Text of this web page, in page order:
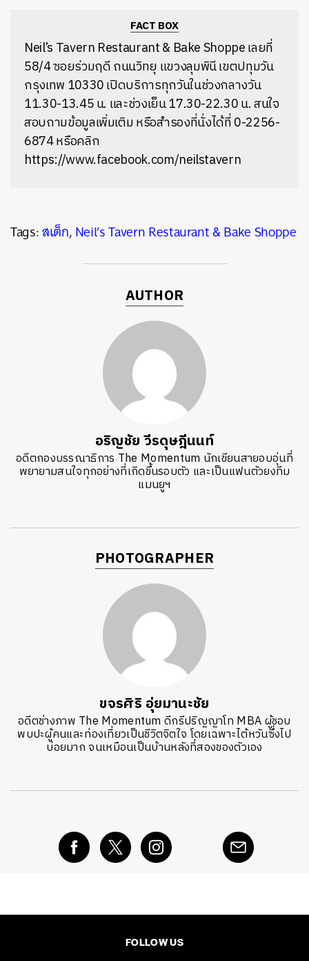
FACT BOX
Neil’s Tavern Restaurant & Bake Shoppeเลยที่
58/4 ซอยร่วมฤดี ถนนวิทยุ แขวงลุมพินี เขตปทุมวัน
กรุงเทพ 10330 เปิดบริการทุกวันในช่วงกลางวัน
11.30-13.45 น. และช่วงเย็น 17.30-22.30 น. สนใจ
สอบถามข้อมูลเพิ่มเติม หรือสำรองที่นั่งได้ที่0-2256-
6874 หรือคลิก
https://www.facebook.com/neilstavern
Tags:สเต็ก,Neil’s Tavern Restaurant & Bake Shoppe
AUTHOR
อริญชัย วีรดุษฎีนนท์
อดีตกองบรรณาธิการ The Momentum นักเขียนสายอบอุ่นที่
พยายามสนใจทุกอย่างที่เกิดขึ้นรอบตัว และเป็นแฟนตัวยงทีม
แมนยูฯ
PHOTOGRAPHER
ขจรศิริ อุ่ยมานะชัย
อดีตช่างภาพ The Momentum ดีกรีปริญญาโท MBA ผู้ชอบ
พบปะผู้คนและท่องเที่ยวเป็นชีวิตจิตใจ โดยเฉพาะไต้หวันซึ่งไป
บ่อยมาก จนเหมือนเป็นบ้านหลังที่สองของตัวเอง
FOLLOW US